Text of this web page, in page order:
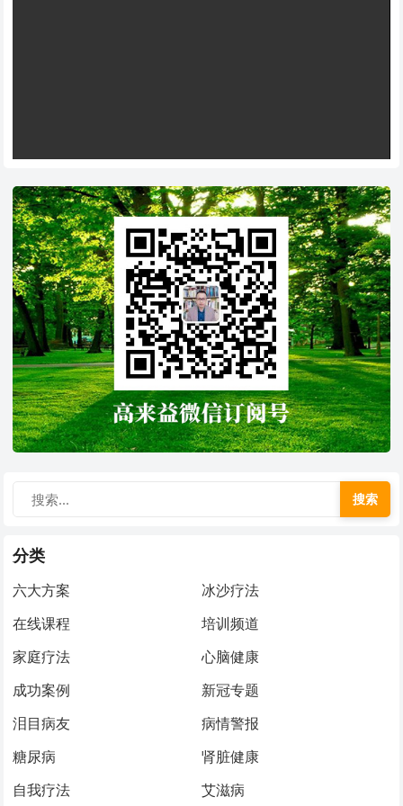
搜索
分类
六大方案
冰沙疗法
在线课程
培训频道
家庭疗法
心脑健康
成功案例
新冠专题
泪目病友
病情警报
糖尿病
肾脏健康
自我疗法
艾滋病